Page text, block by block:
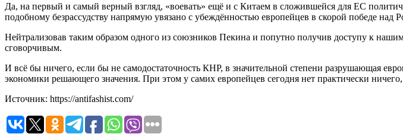
Да, на первый и самый верный взгляд, «воевать» ещё и с Китаем в сложившейся для ЕС
подобному безрассудству напрямую увязано с убеждённостью европейцев в скорой победе над
Нейтрализовав таким образом одного из союзников Пекина и попутно получив доступу к
сговорчивым.
И всё бы ничего, если бы не самодостаточность КНР, в значительной степени разрушающая
экономики решающего значения. При этом у самих европейцев сегодня нет практически
Источник: https://antifashist.com/